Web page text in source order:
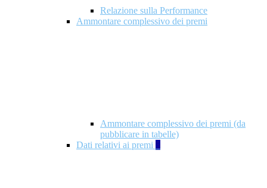
Relazione sulla Performance
Ammontare complessivo dei premi
Ammontare complessivo dei premi (da
pubblicare in tabelle)
Dati relativi ai premi 5